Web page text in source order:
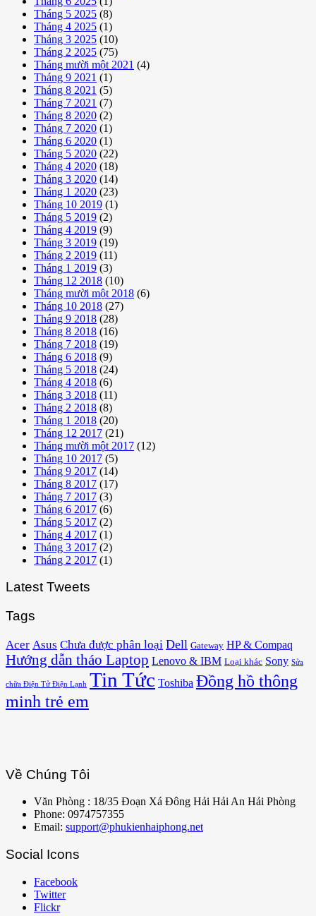
Tháng 5 2025 (8)
Tháng 4 2025 (1)
Tháng 3 2025 (10)
Tháng 2 2025 (75)
Tháng mười một 2021 (4)
Tháng 9 2021 (1)
Tháng 8 2021 (5)
Tháng 7 2021 (7)
Tháng 8 2020 (2)
Tháng 7 2020 (1)
Tháng 6 2020 (1)
Tháng 5 2020 (22)
Tháng 4 2020 (18)
Tháng 3 2020 (14)
Tháng 1 2020 (23)
Tháng 10 2019 (1)
Tháng 5 2019 (2)
Tháng 4 2019 (9)
Tháng 3 2019 (19)
Tháng 2 2019 (11)
Tháng 1 2019 (3)
Tháng 12 2018 (10)
Tháng mười một 2018 (6)
Tháng 10 2018 (27)
Tháng 9 2018 (28)
Tháng 8 2018 (16)
Tháng 7 2018 (19)
Tháng 6 2018 (9)
Tháng 5 2018 (24)
Tháng 4 2018 (6)
Tháng 3 2018 (11)
Tháng 2 2018 (8)
Tháng 1 2018 (20)
Tháng 12 2017 (21)
Tháng mười một 2017 (12)
Tháng 10 2017 (5)
Tháng 9 2017 (14)
Tháng 8 2017 (17)
Tháng 7 2017 (3)
Tháng 6 2017 (6)
Tháng 5 2017 (2)
Tháng 4 2017 (1)
Tháng 3 2017 (2)
Tháng 2 2017 (1)
Latest Tweets
Tags
Acer Asus Chưa được phân loại Dell Gateway HP & Compaq
Hướng dẫn tháo Laptop Lenovo & IBM Loại khác Sony Sửa
chữa Điện Tử Điện Lạnh Tin Tức Toshiba Đồng hồ thông
minh trẻ em
Về Chúng Tôi
Văn Phòng : 18/35 Đoạn Xá Đông Hải Hải An Hải Phòng
Phone: 0974757355
Email: support@phukienhaiphong.net
Social Icons
Facebook
Twitter
Flickr